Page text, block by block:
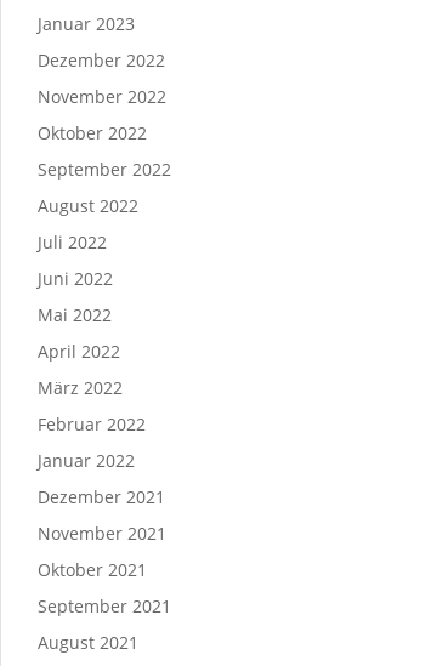
Januar 2023
Dezember 2022
November 2022
Oktober 2022
September 2022
August 2022
Juli 2022
Juni 2022
Mai 2022
April 2022
März 2022
Februar 2022
Januar 2022
Dezember 2021
November 2021
Oktober 2021
September 2021
August 2021